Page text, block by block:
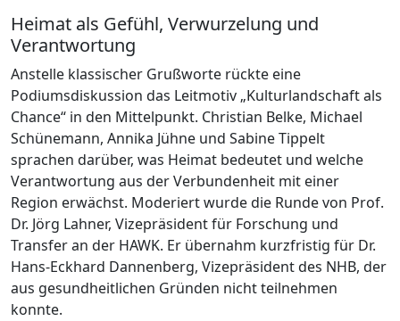
Heimat als Gefühl, Verwurzelung und
Verantwortung
Anstelle klassischer Grußworte rückte eine
Podiumsdiskussion das Leitmotiv „Kulturlandschaft als
Chance“ in den Mittelpunkt. Christian Belke, Michael
Schünemann, Annika Jühne und Sabine Tippelt
sprachen darüber, was Heimat bedeutet und welche
Verantwortung aus der Verbundenheit mit einer
Region erwächst. Moderiert wurde die Runde von Prof.
Dr. Jörg Lahner, Vizepräsident für Forschung und
Transfer an der HAWK. Er übernahm kurzfristig für Dr.
Hans-Eckhard Dannenberg, Vizepräsident des NHB, der
aus gesundheitlichen Gründen nicht teilnehmen
konnte.